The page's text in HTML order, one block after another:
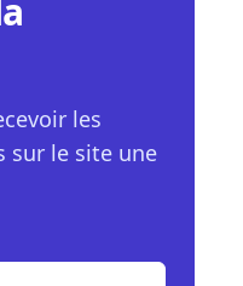
les
sur le site une